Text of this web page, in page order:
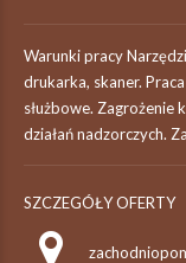
Warunki pracy
drukarka, skaner.
służbowe. Zagrożenie
działań nadzorczych.
SZCZEGÓŁY OFERTY